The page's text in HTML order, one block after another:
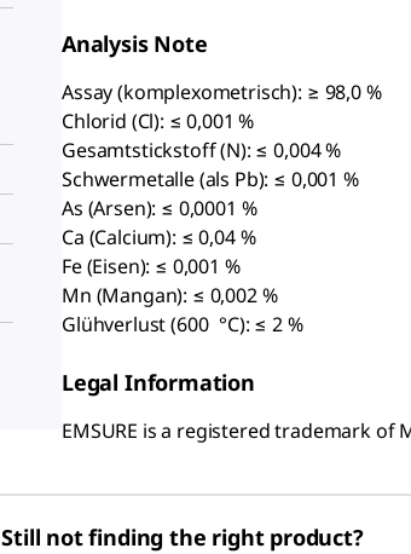
Analysis Note
Assay (komplexometrisch): ≥ 98,0 %
Chlorid (Cl): ≤ 0,001 %
Gesamtstickstoff (N): ≤ 0,004 %
Schwermetalle (als Pb): ≤ 0,001 %
As (Arsen): ≤ 0,0001 %
Ca (Calcium): ≤ 0,04 %
Fe (Eisen): ≤ 0,001 %
Mn (Mangan): ≤ 0,002 %
Glühverlust (600 °C): ≤ 2 %
Legal Information
EMSURE is a registered trademark of
Still not finding the right product?